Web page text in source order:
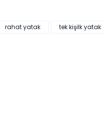
rahat yatak tek kişilk yatak